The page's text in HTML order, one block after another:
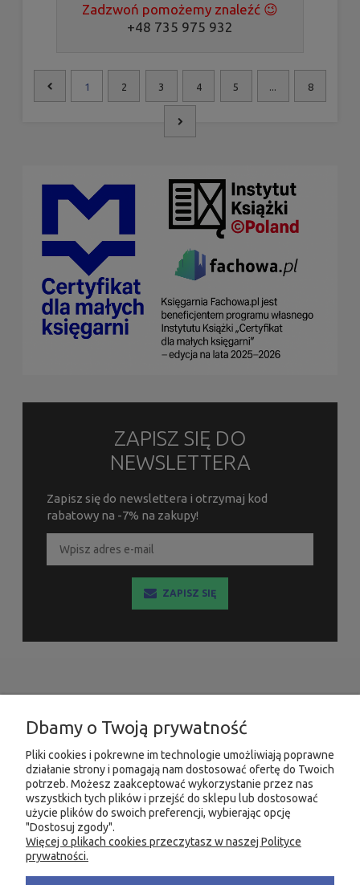
Zadzwoń pomożemy znaleźć 😉
+48 735 975 932
1 2 3 4 5 8
ZAPISZ SIĘ DO
NEWSLETTERA
Zapisz się do newslettera i otrzymaj kod
rabatowy na -7% na zakupy!
ZAPISZ SIĘ
INFORMACJE
MOJE KONTO
PRODUKTY
KONTAKT KSIĘGARNIA FACHOWA.PL
Dbamy o Twoją prywatność
Pliki cookies i pokrewne im technologie umożliwiają poprawne
działanie strony i pomagają nam dostosować ofertę do Twoich
potrzeb. Możesz zaakceptować wykorzystanie przez nas
wszystkich tych plików i przejść do sklepu lub dostosować
użycie plików do swoich preferencji, wybierając opcję
"Dostosuj zgody".
Więcej o plikach cookies przeczytasz w naszej Polityce
prywatności.